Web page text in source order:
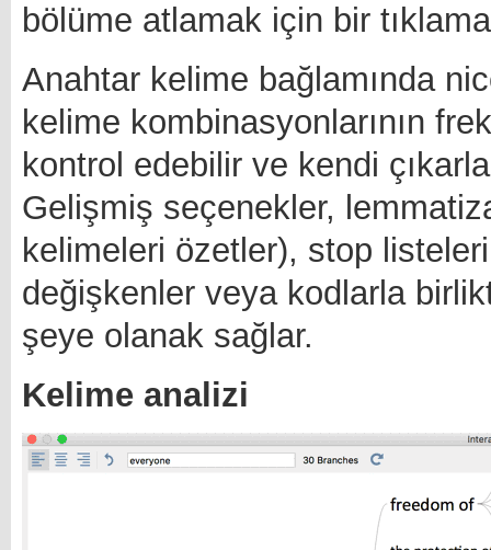
bölüme atlamak için bir
Anahtar kelime bağlamında
kelime kombinasyonlarının
kontrol edebilir ve kendi
Gelişmiş seçenekler,
kelimeleri özetler), stop
değişkenler veya kodlarla
şeye olanak sağlar.
Kelime analizi